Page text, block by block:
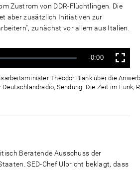
Zustrom von DDR-Flüchtlingen. Die
aber zusätzlich Initiativen zur
zunächst vor allem aus Italien.
Verbleibende
Zeit
-0:00 Vollbild
Theodor Blank über die
Deutschlandradio, Sendung: Die Zeit im Funk,
Beratende Ausschuss der
SED-Chef Ulbricht beklagt, dass